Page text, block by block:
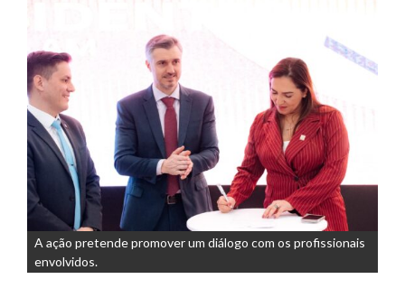
A ação pretende promover um diálogo com os profissionais
envolvidos.